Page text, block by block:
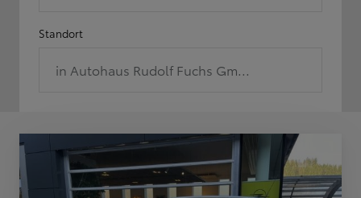
Standort
in Autohaus Rudolf Fuchs Gm...